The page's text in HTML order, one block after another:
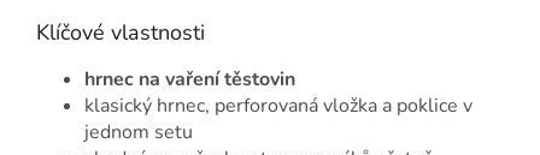
Klíčové vlastnosti
hrnec na vaření těstovin
klasický hrnec, perforovaná vložka a poklice v
jednom setu